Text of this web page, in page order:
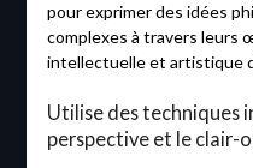
pour exprimer des idées
complexes à travers leurs
intellectuelle et artistique
Utilise des techniques
perspective et le clair-